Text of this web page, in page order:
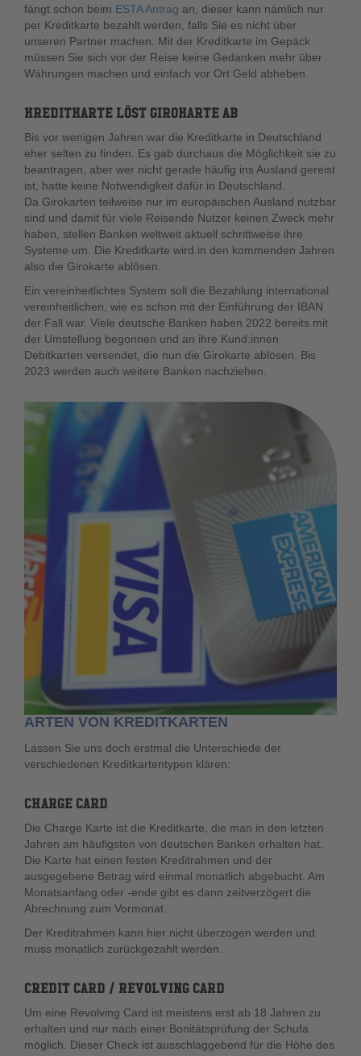
fängt schon beim ESTA Antrag an, dieser kann nämlich nur
per Kreditkarte bezahlt werden, falls Sie es nicht über
unseren Partner machen. Mit der Kreditkarte im Gepäck
müssen Sie sich vor der Reise keine Gedanken mehr über
Währungen machen und einfach vor Ort Geld abheben.
KREDITKARTE LÖST GIROKARTE AB
Bis vor wenigen Jahren war die Kreditkarte in Deutschland
eher selten zu finden. Es gab durchaus die Möglichkeit sie zu
beantragen, aber wer nicht gerade häufig ins Ausland gereist
ist, hatte keine Notwendigkeit dafür in Deutschland.
Da Girokarten teilweise nur im europäischen Ausland nutzbar
sind und damit für viele Reisende Nutzer keinen Zweck mehr
haben, stellen Banken weltweit aktuell schrittweise ihre
Systeme um. Die Kreditkarte wird in den kommenden Jahren
also die Girokarte ablösen.
Ein vereinheitlichtes System soll die Bezahlung international
vereinheitlichen, wie es schon mit der Einführung der IBAN
der Fall war. Viele deutsche Banken haben 2022 bereits mit
der Umstellung begonnen und an ihre Kund:innen
Debitkarten versendet, die nun die Girokarte ablösen. Bis
2023 werden auch weitere Banken nachziehen.
ARTEN VON KREDITKARTEN
Lassen Sie uns doch erstmal die Unterschiede der
verschiedenen Kreditkartentypen klären:
CHARGE CARD
Die Charge Karte ist die Kreditkarte, die man in den letzten
Jahren am häufigsten von deutschen Banken erhalten hat.
Die Karte hat einen festen Kreditrahmen und der
ausgegebene Betrag wird einmal monatlich abgebucht. Am
Monatsanfang oder -ende gibt es dann zeitverzögert die
Abrechnung zum Vormonat.
Der Kreditrahmen kann hier nicht überzogen werden und
muss monatlich zurückgezahlt werden.
CREDIT CARD / REVOLVING CARD
Um eine Revolving Card ist meistens erst ab 18 Jahren zu
erhalten und nur nach einer Bonitätsprüfung der Schufa
möglich. Dieser Check ist ausschlaggebend für die Höhe des